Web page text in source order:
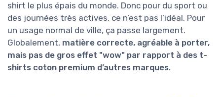
shirt le plus épais du monde. Donc pour du sport ou
des journées très actives, ce n’est pas l’idéal. Pour
un usage normal de ville, ça passe largement.
Globalement, matière correcte, agréable à porter,
mais pas de gros effet "wow" par rapport à des t-
shirts coton premium d’autres marques.